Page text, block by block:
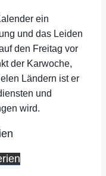
ein
und das Leiden
den Freitag vor
der Karwoche,
Ländern ist er
und
wird.